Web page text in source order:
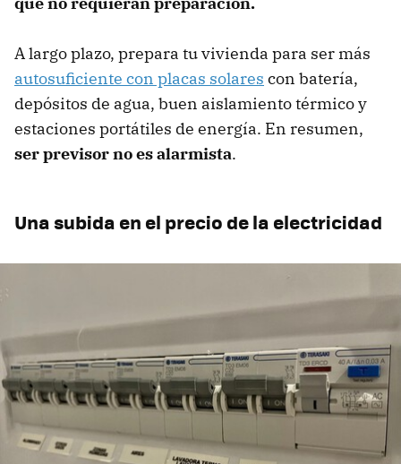
A largo plazo, prepara tu vivienda para ser más
autosuficiente con placas solares con batería,
depósitos de agua, buen aislamiento térmico y
estaciones portátiles de energía. En resumen,
ser previsor no es alarmista.
Una subida en el precio de la electricidad